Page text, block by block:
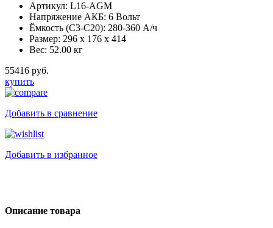
Артикул: L16-AGM
Напряжение АКБ: 6 Вольт
Ёмкость (С3-С20): 280-360 А/ч
Размер: 296 x 176 x 414
Вес: 52.00 кг
55416 руб.
купить
Добавить в сравнение
Добавить в избранное
Описание товара